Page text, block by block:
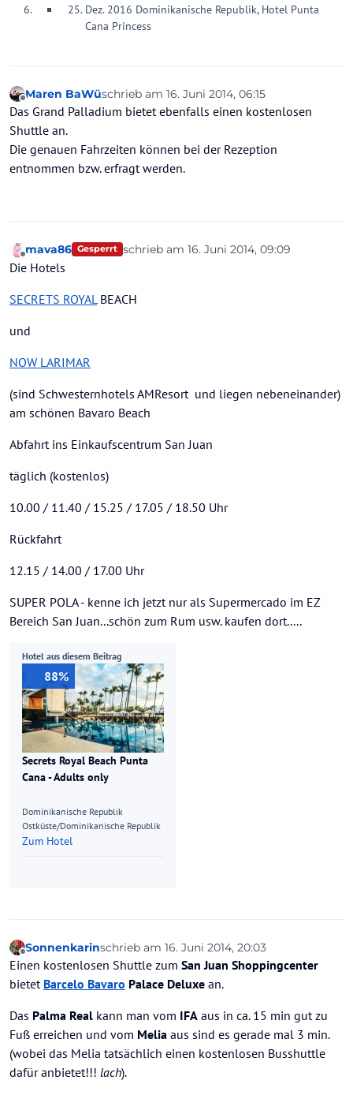
Dez. 2016 Dominikanische Republik, Hotel Punta
Cana Princess
Offline
Maren BaWüschrieb am 16. Juni 2014, 06:15
zuletzt editiert von
Das Grand Palladium bietet ebenfalls einen kostenlosen
Shuttle an.
Die genauen Fahrzeiten können bei der Rezeption
entnommen bzw. erfragt werden.
Offline
mava86 Gesperrt schrieb am 16. Juni 2014, 09:09
zuletzt editiert von
Die Hotels
SECRETS ROYAL BEACH
und
NOW LARIMAR
(sind Schwesternhotels AMResort und liegen nebeneinander)
am schönen Bavaro Beach
Abfahrt ins Einkaufscentrum San Juan
täglich (kostenlos)
10.00 / 11.40 / 15.25 / 17.05 / 18.50 Uhr
Rückfahrt
12.15 / 14.00 / 17.00 Uhr
SUPER POLA - kenne ich jetzt nur als Supermercado im EZ
Bereich San Juan...schön zum Rum usw. kaufen dort.....
Hotel aus diesem Beitrag
88%
Secrets Royal Beach Punta
Cana - Adults only
Dominikanische Republik
Ostküste/Dominikanische Republik
Zum Hotel
Offline
Sonnenkarinschrieb am 16. Juni 2014, 20:03
zuletzt editiert von
Einen kostenlosen Shuttle zum San Juan Shoppingcenter
bietet Barcelo Bavaro Palace Deluxe an.
Das Palma Real kann man vom IFA aus in ca. 15 min gut zu
Fuß erreichen und vom Melia aus sind es gerade mal 3 min.
(wobei das Melia tatsächlich einen kostenlosen Busshuttle
dafür anbietet!!! lach).